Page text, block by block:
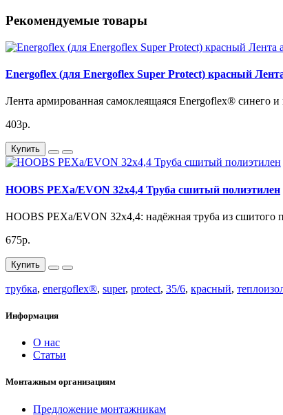
Рекомендуемые товары
Energoflex (для Energoflex Super Protect) красный
Лента армированная самоклеящаяся Energoflex® синего
403р.
Купить
HOOBS PEXa/EVON 32х4,4 Труба сшитый полиэтилен
HOOBS PEXa/EVON 32х4,4: надёжная труба из
675р.
Купить
трубка, energoflex®, super, protect, 35/6, красный,
Информация
О нас
Статьи
Монтажным организациям
Предложение монтажникам